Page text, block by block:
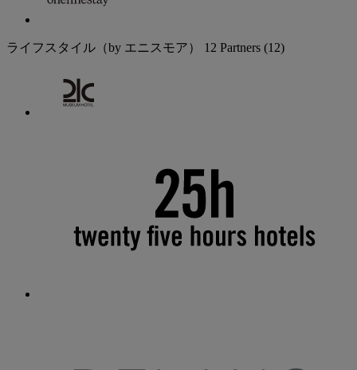
ライフスタイル（by エニスモア） 12 Partners (12)